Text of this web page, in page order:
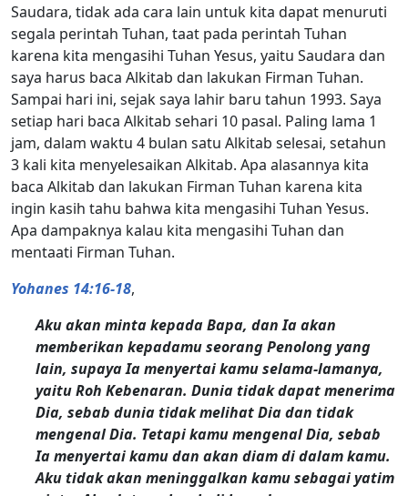
Saudara, tidak ada cara lain untuk kita dapat menuruti
segala perintah Tuhan, taat pada perintah Tuhan
karena kita mengasihi Tuhan Yesus, yaitu Saudara dan
saya harus baca Alkitab dan lakukan Firman Tuhan.
Sampai hari ini, sejak saya lahir baru tahun 1993. Saya
setiap hari baca Alkitab sehari 10 pasal. Paling lama 1
jam, dalam waktu 4 bulan satu Alkitab selesai, setahun
3 kali kita menyelesaikan Alkitab. Apa alasannya kita
baca Alkitab dan lakukan Firman Tuhan karena kita
ingin kasih tahu bahwa kita mengasihi Tuhan Yesus.
Apa dampaknya kalau kita mengasihi Tuhan dan
mentaati Firman Tuhan.
Yohanes 14:16-18,
Aku akan minta kepada Bapa, dan Ia akan
memberikan kepadamu seorang Penolong yang
lain, supaya Ia menyertai kamu selama-lamanya,
yaitu Roh Kebenaran. Dunia tidak dapat menerima
Dia, sebab dunia tidak melihat Dia dan tidak
mengenal Dia. Tetapi kamu mengenal Dia, sebab
Ia menyertai kamu dan akan diam di dalam kamu.
Aku tidak akan meninggalkan kamu sebagai yatim